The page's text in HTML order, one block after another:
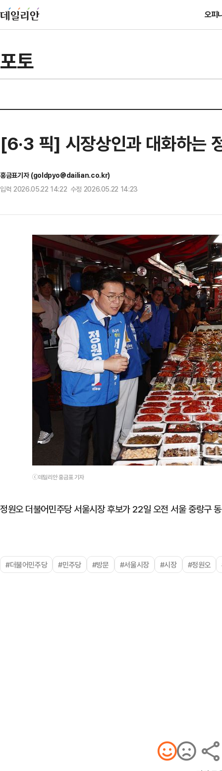
오피
포토
[6·3 픽] 시장상인과 대화하는
홍금표기자 (goldpyo@dailian.co.kr)
입력 2026.05.22 14:22 수정 2026.05.22 14:23
ⓒ데일리안 홍금표 기자
정원오 더불어민주당 서울시장 후보가 22일 오전 서울 중랑구
#더불어민주당 #민주당 #방문 #서울시장 #시장 #정원오